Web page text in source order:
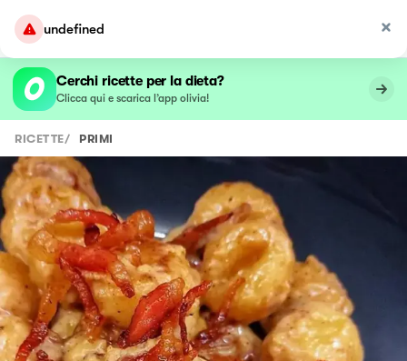
undefined
Cerchi ricette per la dieta?
Clicca qui e scarica l’app olivia!
RICETTE/ PRIMI